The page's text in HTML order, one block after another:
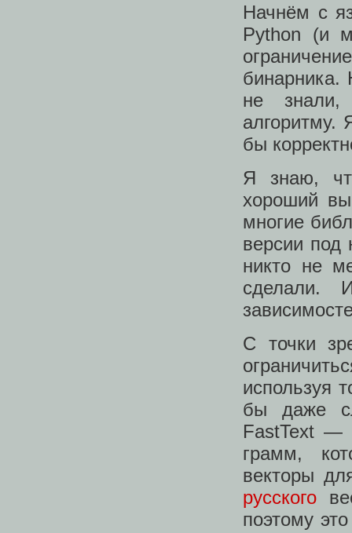
Начнём с
Python (и
не знали,
алгоритму.
бы
Я знаю,
хороший
многие
версии под
никто не
сделали.
C точки
используя
бы даже
FastText —
грамм,
векторы
русского
поэтому